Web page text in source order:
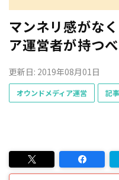
マンネリ感がな
ア運営者が持つ
更新日: 2019年08月01日
オウンドメディア運営 記